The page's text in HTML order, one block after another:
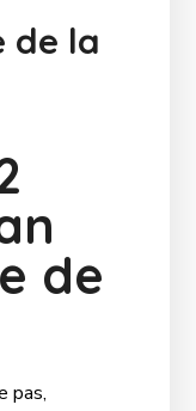
de la
de
pas,